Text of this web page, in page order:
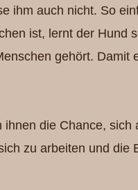
ihm auch nicht. So
ist, lernt der Hund
gehört. Damit
die Chance,
zu arbeiten und die